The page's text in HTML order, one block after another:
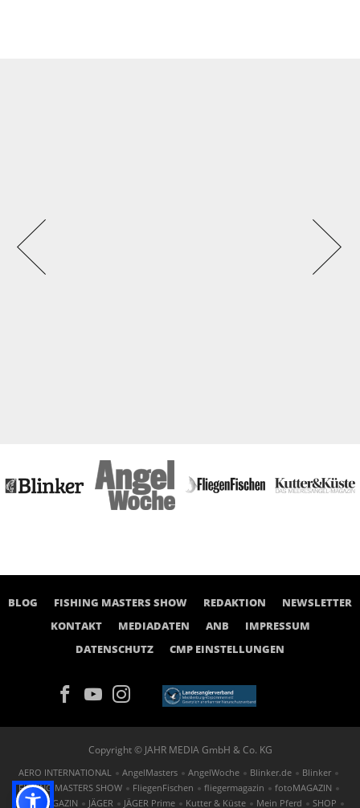
BLOG FISHING MASTERS SHOW REDAKTION
NEWSLETTER
KONTAKT
MEDIADATEN ANB
IMPRESSUM
DATENSCHUTZ
CMP EINSTELLUNGEN
Copyright © JAHR MEDIA GmbH & Co. KG
AERO INTERNATIONAL AngelMasters AngelWoche Blinker.de
Blinker
FISHING MASTERS SHOW
FliegenFischen fliegermagazin
fotoMAGAZIN
GOLF MAGAZIN
JÄGER JÄGER Prime Kutter & Küste Mein Pferd SHOP